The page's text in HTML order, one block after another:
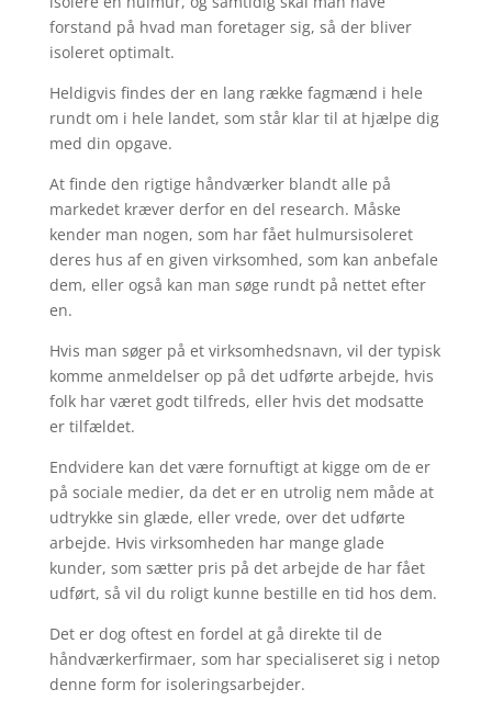
forstand på hvad man foretager sig, så der bliver
isoleret optimalt.
Heldigvis findes der en lang række fagmænd i hele
rundt om i hele landet, som står klar til at hjælpe dig
med din opgave.
At finde den rigtige håndværker blandt alle på
markedet kræver derfor en del research. Måske
kender man nogen, som har fået hulmursisoleret
deres hus af en given virksomhed, som kan anbefale
dem, eller også kan man søge rundt på nettet efter
en.
Hvis man søger på et virksomhedsnavn, vil der typisk
komme anmeldelser op på det udførte arbejde, hvis
folk har været godt tilfreds, eller hvis det modsatte
er tilfældet.
Endvidere kan det være fornuftigt at kigge om de er
på sociale medier, da det er en utrolig nem måde at
udtrykke sin glæde, eller vrede, over det udførte
arbejde. Hvis virksomheden har mange glade
kunder, som sætter pris på det arbejde de har fået
udført, så vil du roligt kunne bestille en tid hos dem.
Det er dog oftest en fordel at gå direkte til de
håndværkerfirmaer, som har specialiseret sig i netop
denne form for isoleringsarbejder.